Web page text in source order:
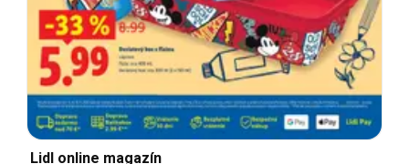
Lidl online magazín